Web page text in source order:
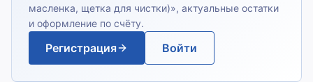
масленка, щетка для чистки)», актуальные остатки
и оформление по счёту.
Регистрация Войти